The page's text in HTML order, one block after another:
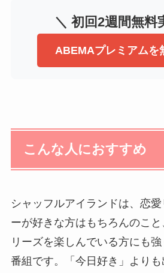
＼ 初回2週間無料
ABEMAプレミアムを
こんな人におすすめ
シャッフルアイランドは、恋
ーが好きな方はもちろんのこ
リーズを楽しんでいる方にも
番組です。「今日好き」より